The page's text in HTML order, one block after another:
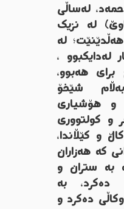
لەساڵی
لە نزیک
لە
لەدایکبوو ،
هەبوو،
شێخۆ
و هۆشیاری
و کولتووری
و کێڵاندا،
کە هەزاران
بە ستران و
دەکرد، بە
دەکرد و